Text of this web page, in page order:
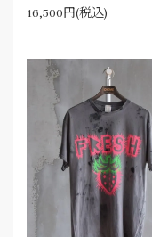
16,500円(税込)